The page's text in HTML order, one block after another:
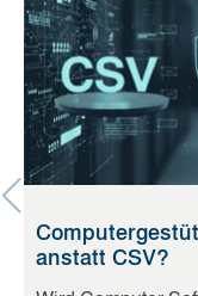
anstatt CSV?